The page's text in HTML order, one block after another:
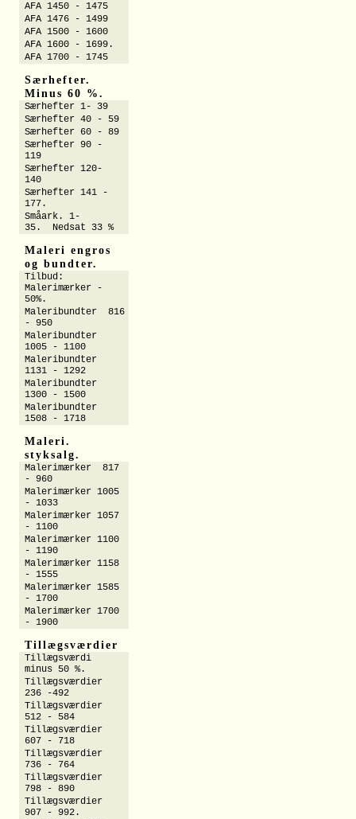
AFA 1450 - 1475
AFA 1476 - 1499
AFA 1500 - 1600
AFA 1600 - 1699.
AFA 1700 - 1745
Særhefter.
Minus 60 %.
Særhefter 1- 39
Særhefter 40 - 59
Særhefter 60 - 89
Særhefter 90 -
119
Særhefter 120-
140
Særhefter 141 -
177.
Småark. 1-
35. Nedsat 33 %
Maleri engros
og bundter.
Tilbud:
Malerimærker -
50%.
Maleribundter 816
- 950
Maleribundter
1005 - 1100
Maleribundter
1131 - 1292
Maleribundter
1300 - 1500
Maleribundter
1508 - 1718
Maleri.
styksalg.
Malerimærker 817
- 960
Malerimærker 1005
- 1033
Malerimærker 1057
- 1100
Malerimærker 1100
- 1190
Malerimærker 1158
- 1555
Malerimærker 1585
- 1700
Malerimærker 1700
- 1900
Tillægsværdier
Tillægsværdi
minus 50 %.
Tillægsværdier
236 -492
Tillægsværdier
512 - 584
Tillægsværdier
607 - 718
Tillægsværdier
736 - 764
Tillægsværdier
798 - 890
Tillægsværdier
907 - 992.